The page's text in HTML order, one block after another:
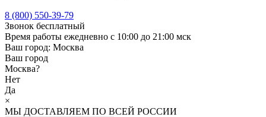
8 (800) 550-39-79
Звонок бесплатный
Время работы ежедневно с 10:00 до 21:00 мск
Ваш город: Москва
Ваш город
Москва?
Нет
Да
×
МЫ ДОСТАВЛЯЕМ ПО ВСЕЙ РОССИИ